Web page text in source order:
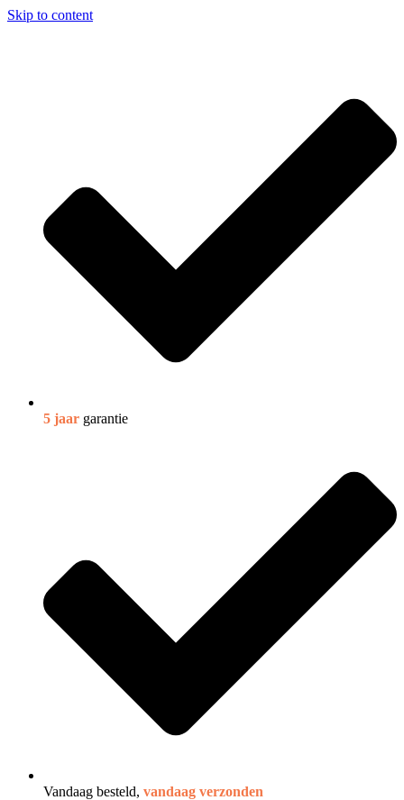
Skip to content
5 jaar garantie
Vandaag besteld, vandaag verzonden